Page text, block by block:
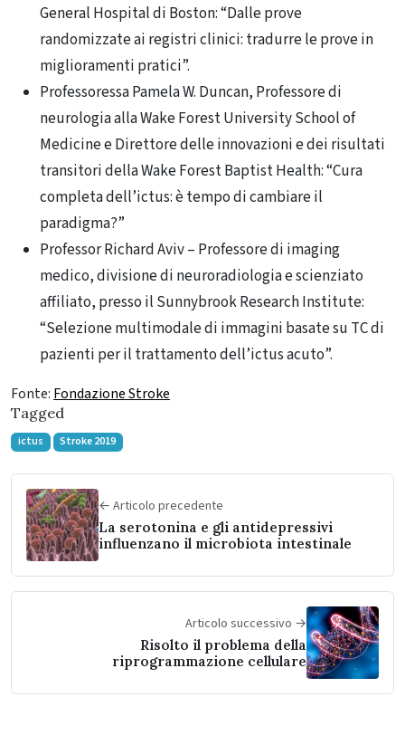
General Hospital di Boston: “Dalle prove
randomizzate ai registri clinici: tradurre le prove in
miglioramenti pratici”.
Professoressa Pamela W. Duncan, Professore di
neurologia alla Wake Forest University School of
Medicine e Direttore delle innovazioni e dei risultati
transitori della Wake Forest Baptist Health: “Cura
completa dell’ictus: è tempo di cambiare il
paradigma?”
Professor Richard Aviv – Professore di imaging
medico, divisione di neuroradiologia e scienziato
affiliato, presso il Sunnybrook Research Institute:
“Selezione multimodale di immagini basate su TC di
pazienti per il trattamento dell’ictus acuto”.
Fonte: Fondazione Stroke
Tagged
ictus Stroke 2019
← Articolo precedente
La serotonina e gli antidepressivi
influenzano il microbiota intestinale
Articolo successivo →
Risolto il problema della
riprogrammazione cellulare